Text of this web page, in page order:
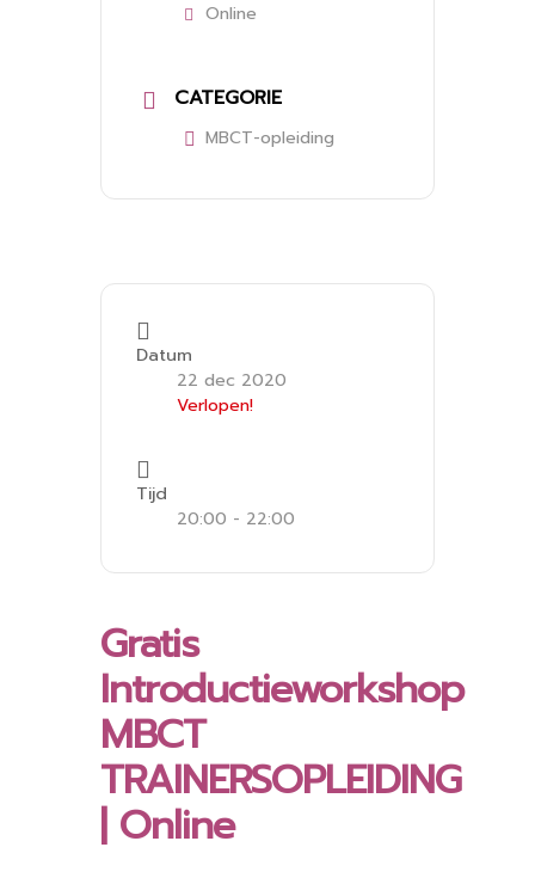
Online
CATEGORIE
MBCT-opleiding
Datum
22 dec 2020
Verlopen!
Tijd
20:00 - 22:00
Gratis
Introductieworkshop
MBCT
TRAINERSOPLEIDING
| Online